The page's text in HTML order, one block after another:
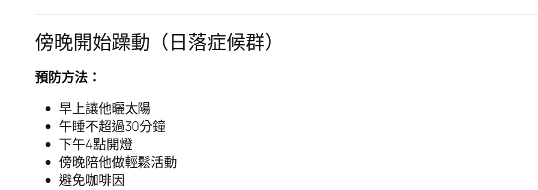
傍晚開始躁動（日落症候群）
預防方法：
早上讓他曬太陽
午睡不超過30分鐘
下午4點開燈
傍晚陪他做輕鬆活動
避免咖啡因